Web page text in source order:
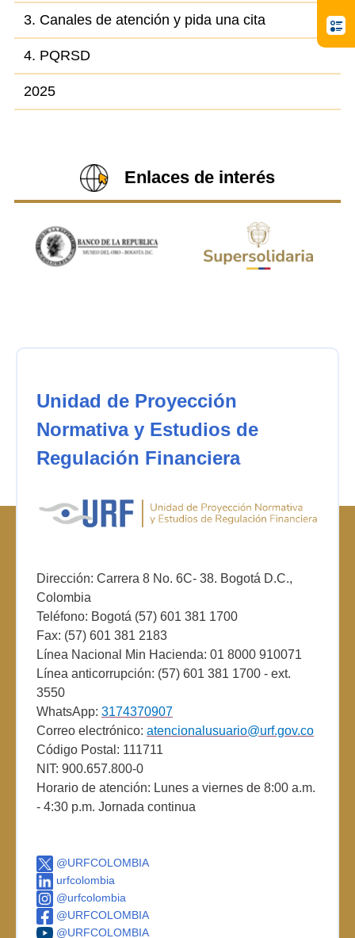
3. Canales de atención y pida una cita
4. PQRSD
2025
Enlaces de interés
Unidad de Proyección
Normativa y Estudios de
Regulación Financiera
Dirección: Carrera 8 No. 6C- 38. Bogotá D.C.,
Colombia
Teléfono: Bogotá (57) 601 381 1700
Fax: (57) 601 381 2183
Línea Nacional Min Hacienda: 01 8000 910071
Línea anticorrupción: (57) 601 381 1700 - ext.
3550
WhatsApp: 3174370907
Correo electrónico: atencionalusuario@urf.gov.co
Código Postal: 111711
NIT: 900.657.800-0
Horario de atención: Lunes a viernes de 8:00 a.m.
- 4:30 p.m. Jornada continua
@URFCOLOMBIA
urfcolombia
@urfcolombia
@URFCOLOMBIA
@URFCOLOMBIA